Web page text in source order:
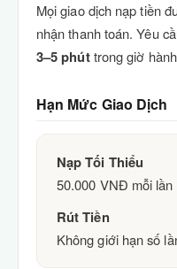
Mọi giao dịch nạp tiền
nhận thanh toán. Yêu
3–5 phúttrong giờ
Hạn Mức Giao Dịch
Nạp Tối Thiểu
50.000 VNĐ mỗi lần
Rút Tiền
Không giới hạn số